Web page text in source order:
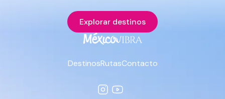
Explorar destinos
DestinosRutasContacto